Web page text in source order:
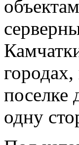
поселке
одну